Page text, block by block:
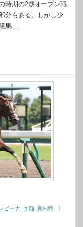
時期の2歳オープン戦
分もある。しかし少
馬…
ビーナ 回顧 新馬戦